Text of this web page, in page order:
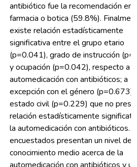
antibiótico fue la recomendación en
farmacia o botica (59.8%).
existe relación estadísticamente
significativa entre el grupo etario
(p=0.041), grado de instrucción
y ocupación (p=0.042), respecto a
automedicación con antibióticos; a
excepción con el género (p=0.673)
estado civil (p=0.229) que no
relación estadísticamente
la automedicación con antibióticos.
encuestados presentan un nivel de
conocimiento medio acerca de la